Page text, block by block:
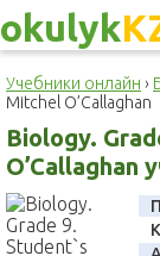
okulyk
Учебники онлайн ›
Mitchel O’Callaghan
Biology.
O’Callaghan